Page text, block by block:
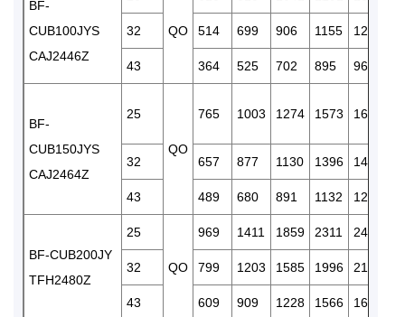
BF-
CUB100JYS
CAJ2446Z
QO
32 514 699 906 1155 1211
43 364 525 702 895 964
BF-
CUB150JYS
CAJ2464Z
25
QO
765 1003 1274 1573 1681
32 657 877 1130 1396 1493
43 489 680 891 1132 1211
BF-CUB200JY
TFH2480Z
25
QO
969 1411 1859 2311 2465
32 799 1203 1585 1996 2138
43 609 909 1228 1566 1685